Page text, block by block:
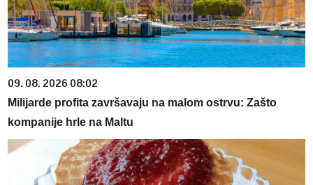
09. 08. 2026 08:02
Milijarde profita završavaju na malom ostrvu: Zašto
kompanije hrle na Maltu